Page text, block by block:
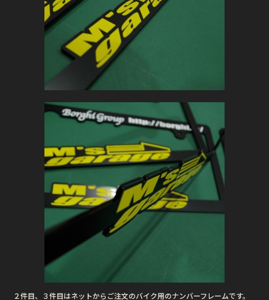
２件目、３件目はネットからご注文のバイク用のナンバーフレームです。